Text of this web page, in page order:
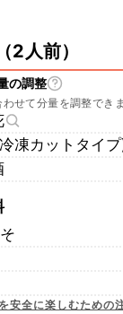
2人前）
の調整
わせて分量を調整でき
凍カットタイ
安全に楽しむための